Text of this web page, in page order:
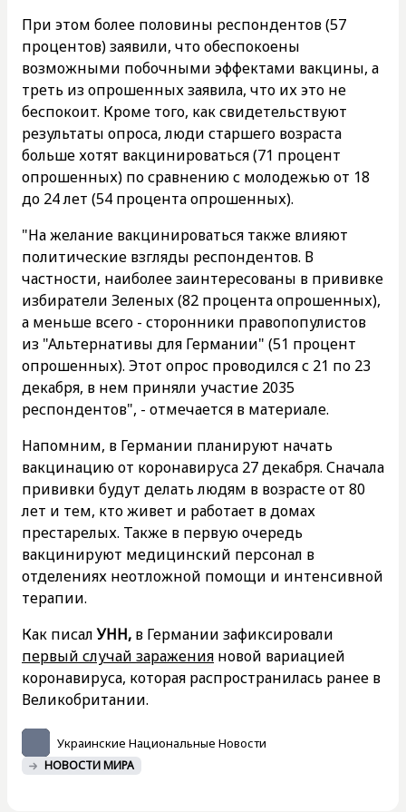
При этом более половины респондентов (57
процентов) заявили, что обеспокоены
возможными побочными эффектами вакцины, а
треть из опрошенных заявила, что их это не
беспокоит. Кроме того, как свидетельствуют
результаты опроса, люди старшего возраста
больше хотят вакцинироваться (71 процент
опрошенных) по сравнению с молодежью от 18
до 24 лет (54 процента опрошенных).
"На желание вакцинироваться также влияют
политические взгляды респондентов. В
частности, наиболее заинтересованы в прививке
избиратели Зеленых (82 процента опрошенных),
а меньше всего - сторонники правопопулистов
из "Альтернативы для Германии" (51 процент
опрошенных). Этот опрос проводился с 21 по 23
декабря, в нем приняли участие 2035
респондентов", - отмечается в материале.
Напомним, в Германии планируют начать
вакцинацию от коронавируса 27 декабря. Сначала
прививки будут делать людям в возрасте от 80
лет и тем, кто живет и работает в домах
престарелых. Также в первую очередь
вакцинируют медицинский персонал в
отделениях неотложной помощи и интенсивной
терапии.
Как писалУНН, в Германии зафиксировали
первый случай заражения новой вариацией
коронавируса, которая распространилась ранее в
Великобритании.
Украинские Национальные Новости
НОВОСТИ МИРА